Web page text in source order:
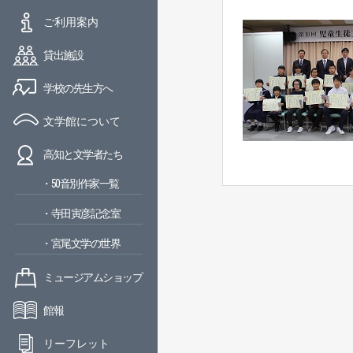
ご利用案内
貸出施設
学校の先生方へ
文学館について
高知と文学者たち
・50音別作家一覧
・寺田寅彦記念室
・宮尾文学の世界
ミュージアムショップ
館報
リーフレット